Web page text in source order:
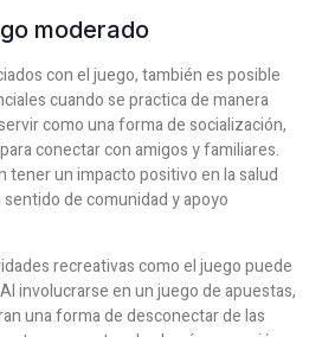
moderado
con el juego, también es posible
cuando se practica de manera
como una forma de socialización,
conectar con amigos y familiares.
tener un impacto positivo en la salud
de comunidad y apoyo
recreativas como el juego puede
involucrarse en un juego de apuestas,
una forma de desconectar de las